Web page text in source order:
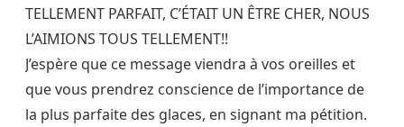
TELLEMENT PARFAIT, C’ÉTAIT UN ÊTRE CHER, NOUS
L’AIMIONS TOUS TELLEMENT!!
J’espère que ce message viendra à vos oreilles et
que vous prendrez conscience de l’importance de
la plus parfaite des glaces, en signant ma pétition.